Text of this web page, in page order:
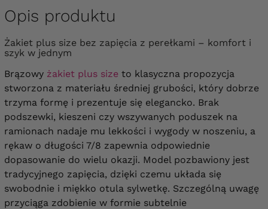
Opis produktu
Żakiet plus size bez zapięcia z perełkami – komfort i
szyk w jednym
Brązowy żakiet plus size to klasyczna propozycja
stworzona z materiału średniej grubości, który dobrze
trzyma formę i prezentuje się elegancko. Brak
podszewki, kieszeni czy wszywanych poduszek na
ramionach nadaje mu lekkości i wygody w noszeniu, a
rękaw o długości 7/8 zapewnia odpowiednie
dopasowanie do wielu okazji. Model pozbawiony jest
tradycyjnego zapięcia, dzięki czemu układa się
swobodnie i miękko otula sylwetkę. Szczególną uwagę
przyciąga zdobienie w formie subtelnie